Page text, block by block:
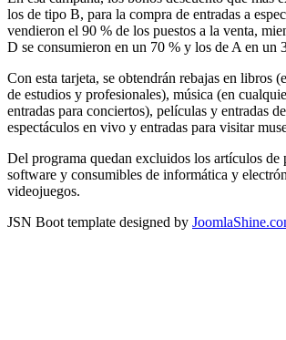
los de tipo B, para la compra de entradas a
vendieron el 90 % de los puestos a la venta,
D se consumieron en un 70 % y los de A en un
Con esta tarjeta, se obtendrán rebajas en libros
de estudios y profesionales), música (en
entradas para conciertos), películas y entradas
espectáculos en vivo y entradas para visitar
Del programa quedan excluidos los artículos de
software y consumibles de informática y
videojuegos.
JSN Boot template designed by